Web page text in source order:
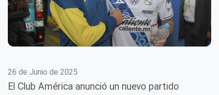
26 de Junio de 2025
El Club América anunció un nuevo partido